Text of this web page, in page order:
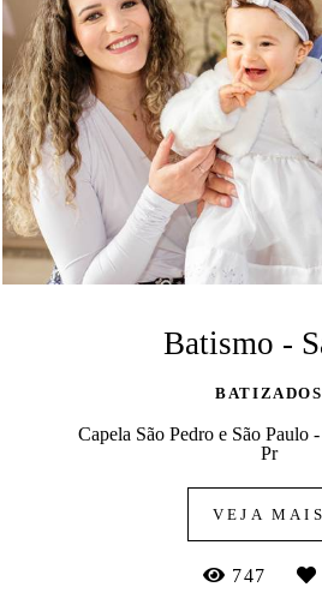
Batismo -
BATIZADOS
Capela São Pedro e São Paulo
Pr
VEJA MAIS
747